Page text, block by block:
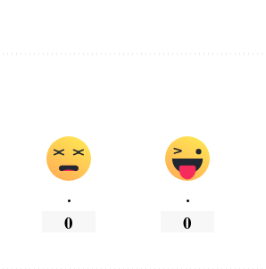
.
0
.
0